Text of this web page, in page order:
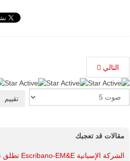
التالي
تقييم
Rate
مقالات قد تعجبك
الشركة الإسبانية Escribano-EM&E تطلق نظام الأسلحة عن بعد "جارديان L – HIT".